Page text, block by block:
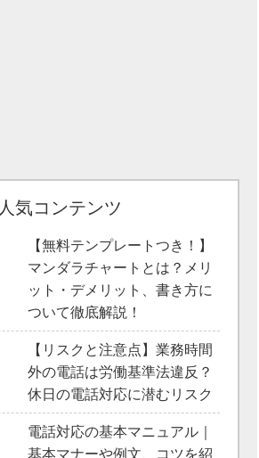
人気コンテンツ
【無料テンプレートつき！】
マンダラチャートとは？メリ
ット・デメリット、書き方に
ついて徹底解説！
【リスクと注意点】業務時間
外の電話は労働基準法違反？
休日の電話対応に潜むリスク
電話対応の基本マニュアル｜
基本マナーや例文、コツを紹